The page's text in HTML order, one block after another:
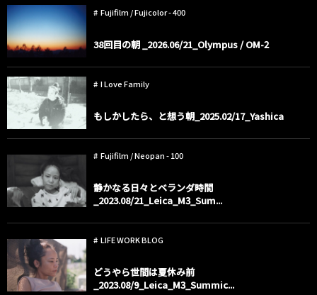
Fujifilm / Fujicolor - 400
38回目の朝 _2026.06/21_Olympus / OM-2
I Love Family
もしかしたら、と想う朝_2025.02/17_Yashica
Fujifilm / Neopan - 100
静かなる日々とベランダ時間
_2023.08/21_Leica_M3_Sum...
LIFE WORK BLOG
どうやら世間は夏休み前
_2023.08/9_Leica_M3_Summic...